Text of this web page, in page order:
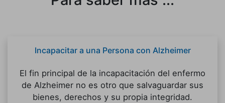
Incapacitar a una Persona con Alzheimer
El fin principal de la incapacitación del enfermo
de Alzheimer no es otro que salvaguardar sus
bienes, derechos y su propia integridad.